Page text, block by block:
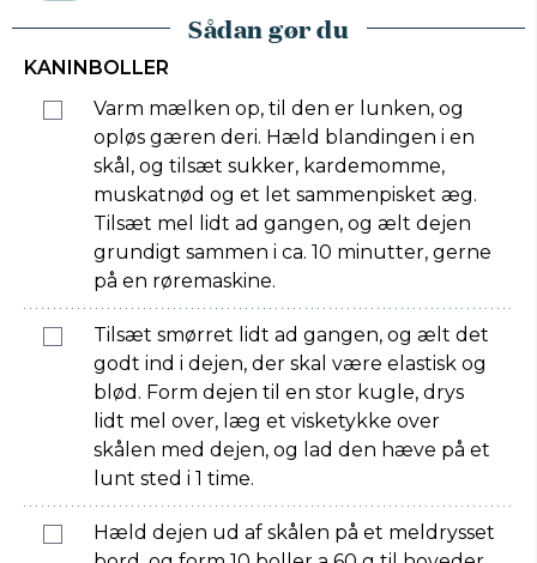
Sådan gør du
KANINBOLLER
Varm mælken op, til den er lunken, og
opløs gæren deri. Hæld blandingen i en
skål, og tilsæt sukker, kardemomme,
muskatnød og et let sammenpisket æg.
Tilsæt mel lidt ad gangen, og ælt dejen
grundigt sammen i ca. 10 minutter, gerne
på en røremaskine.
Tilsæt smørret lidt ad gangen, og ælt det
godt ind i dejen, der skal være elastisk og
blød. Form dejen til en stor kugle, drys
lidt mel over, læg et visketykke over
skålen med dejen, og lad den hæve på et
lunt sted i 1 time.
Hæld dejen ud af skålen på et meldrysset